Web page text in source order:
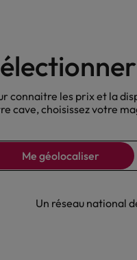
Nos Bières
connaitre les prix et la
cave, choisissez votre
Me géolocaliser
Un réseau national